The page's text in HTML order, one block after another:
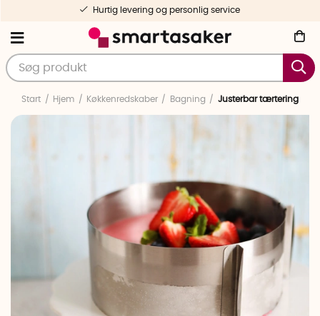
Hurtig levering og personlig service
Start Hjem Køkkenredskaber Bagning Justerbar tærtering